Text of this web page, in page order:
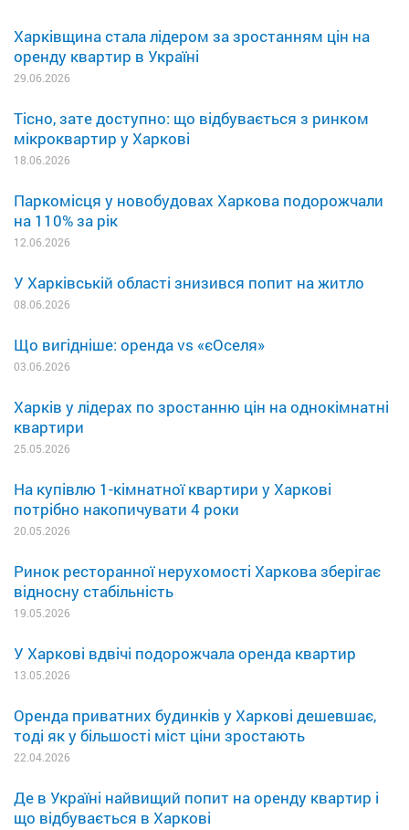
Харківщина стала лідером за зростанням цін на
оренду квартир в Україні
29.06.2026
Тісно, зате доступно: що відбувається з ринком
мікроквартир у Харкові
18.06.2026
Паркомісця у новобудовах Харкова подорожчали
на 110% за рік
12.06.2026
У Харківській області знизився попит на житло
08.06.2026
Що вигідніше: оренда vs «єОселя»
03.06.2026
Харків у лідерах по зростанню цін на однокімнатні
квартири
25.05.2026
На купівлю 1-кімнатної квартири у Харкові
потрібно накопичувати 4 роки
20.05.2026
Ринок ресторанної нерухомості Харкова зберігає
відносну стабільність
19.05.2026
У Харкові вдвічі подорожчала оренда квартир
13.05.2026
Оренда приватних будинків у Харкові дешевшає,
тоді як у більшості міст ціни зростають
22.04.2026
Де в Україні найвищий попит на оренду квартир і
що відбувається в Харкові